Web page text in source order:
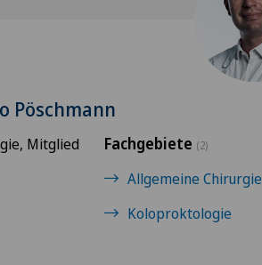
Pöschmann
Mitglied
Fachgebiete (2)
Allgemeine Chirurgie
Koloproktologie